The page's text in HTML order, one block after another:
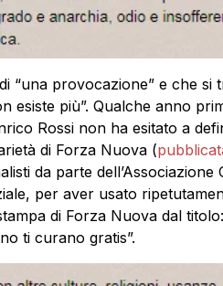
“una provocazione” e che si
esiste più”. Qualche anno
Rossi non ha esitato a
di Forza Nuova (
da parte dell’Associazione
per aver usato
di Forza Nuova dal
ti curano gratis”.